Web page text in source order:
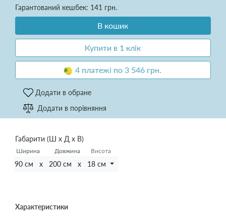
Гарантований кешбек: 141 грн.
В кошик
Купити в 1 клік
4 платежі по 3 546 грн.
Додати в обране
Додати в порівняння
Габарити (Ш х Д х В)
Ширина Довжина
Ширина Довжина Висота
90 см x 200 см x 18 см
Характеристики